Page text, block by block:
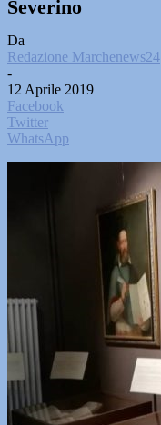
Severino
Da
Redazione Marchenews24
-
12 Aprile 2019
Facebook
Twitter
WhatsApp